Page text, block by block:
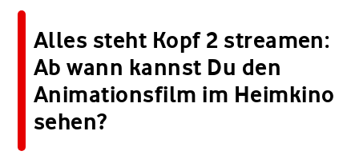
Alles steht Kopf 2 streamen:
Ab wann kannst Du den
Animationsfilm im Heimkino
sehen?